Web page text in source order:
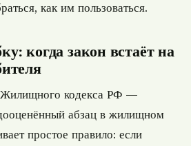
как им пользоваться.
когда закон встаёт на
Жилищного кодекса РФ —
абзац в жилищном
простое правило: если